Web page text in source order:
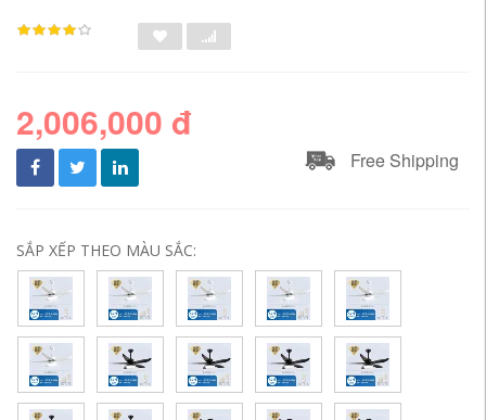
2,006,000 đ
Free Shipping
SẮP XẾP THEO MÀU SẮC: